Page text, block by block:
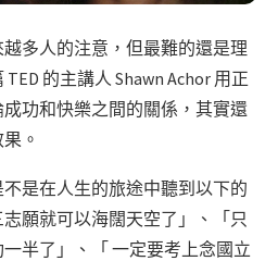
多人的注意，但最難的還是理
的主講人 Shawn Achor 用正
功和快樂之間的關係，其實還
。
是在人生的旅途中聽到以下的
願就可以海闊天空了」、「只
半了」、「 一定要考上念國立